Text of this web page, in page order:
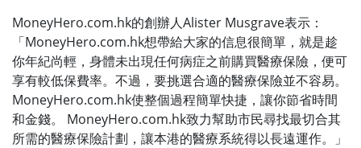
MoneyHero.com.hk的創辦人Alister Musgrave表示：
「MoneyHero.com.hk想帶給大家的信息很簡單，就是趁
你年紀尚輕，身體未出現任何病症之前購買醫療保險，便可
享有較低保費率。不過，要挑選合適的醫療保險並不容易。
MoneyHero.com.hk使整個過程簡單快捷，讓你節省時間
和金錢。 MoneyHero.com.hk致力幫助市民尋找最切合其
所需的醫療保險計劃，讓本港的醫療系統得以長遠運作。」